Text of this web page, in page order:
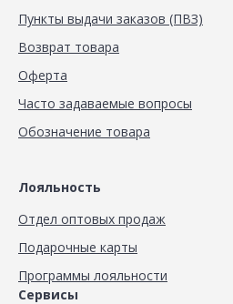
Пункты выдачи заказов (ПВЗ)
Возврат товара
Оферта
Часто задаваемые вопросы
Обозначение товара
Лояльность
Отдел оптовых продаж
Подарочные карты
Программы лояльности
Сервисы